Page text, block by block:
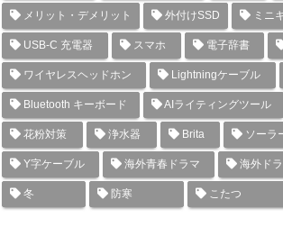
メリット・デメリット 外付けSSD ミニ
USB-C 充電器 スマホ 電子辞書
ワイヤレスヘッドホン Lightningケーブル
Bluetooth キーボード AIライティングツール
花粉対策 浄水器 Brita ソーラ
Y字ケーブル 海外青春ドラマ 海外ド
冬 防寒 こたつ